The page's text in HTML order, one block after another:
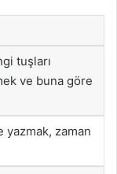
tuşları
ve buna göre
yazmak, zaman